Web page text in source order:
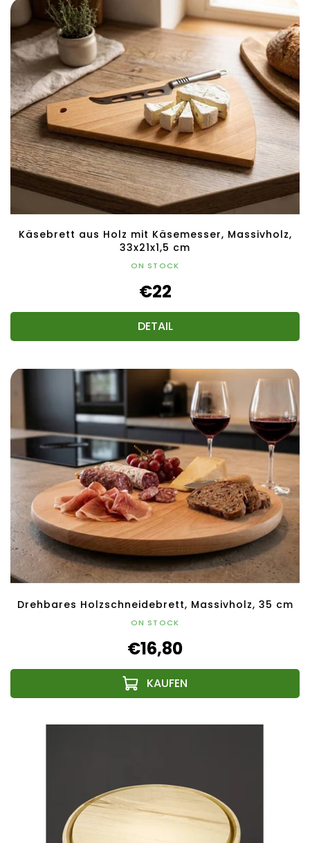
Käsebrett aus Holz mit Käsemesser, Massivholz,
33x21x1,5 cm
ON STOCK
€22
DETAIL
Drehbares Holzschneidebrett, Massivholz, 35 cm
ON STOCK
€16,80